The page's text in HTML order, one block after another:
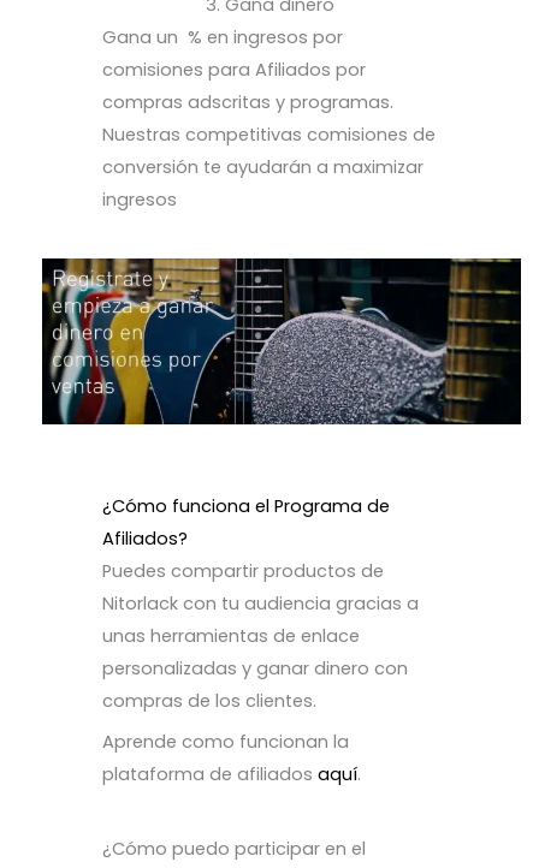
Gana un % en ingresos por
comisiones para Afiliados por
compras adscritas y programas.
Nuestras competitivas comisiones de
conversión te ayudarán a maximizar
ingresos
¿Cómo funciona el Programa de
Afiliados?
Puedes compartir productos de
Nitorlack con tu audiencia gracias a
unas herramientas de enlace
personalizadas y ganar dinero con
compras de los clientes.
Aprende como funcionan la
plataforma de afiliados aquí.
¿Cómo puedo participar en el